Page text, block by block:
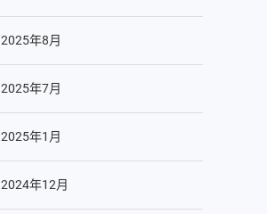
2025年8月
2025年7月
2025年1月
2024年12月